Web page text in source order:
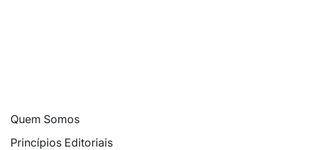
Quem Somos
Princípios Editoriais